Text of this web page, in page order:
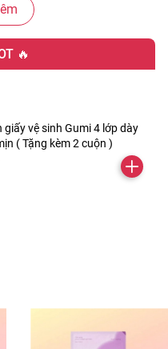
kiểm soát dầu, loại bỏ
đậu xanh và AHA.
Tăng cường hiệu quả
bề mặt da mịn màng,
phần than hoạt tính,
dầu và bảo vệ hàng
các bước dưỡng da
🔥
giấy vệ sinh Gumi 4 lớp dày
( Tặng kèm 2 cuộn )